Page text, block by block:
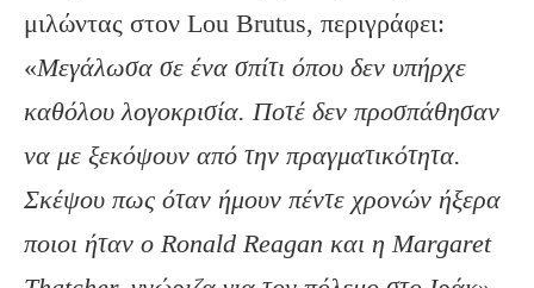
μιλώντας στον Lou Brutus, περιγράφει:
«Μεγάλωσα σε ένα σπίτι όπου δεν υπήρχε
καθόλου λογοκρισία. Ποτέ δεν προσπάθησαν
να με ξεκόψουν από την πραγματικότητα.
Σκέψου πως όταν ήμουν πέντε χρονών ήξερα
ποιοι ήταν o Ronald Reagan και η Margaret